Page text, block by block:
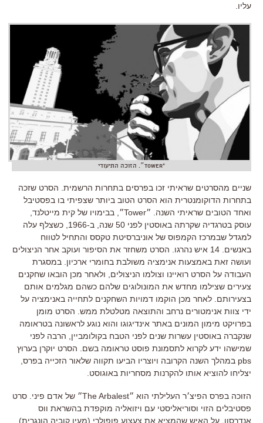
עליו.
"Tower״. הזוכה התיעודי
שניים מהסרטים שראיתי זכו בפרסים בתחרות הרשמית. הסרט שזכה
בתחרות הדוקומנטרית הוא הסרט הטוב ביותר שצפיתי בו בפסטיבל
ואחד הטובים שראיתי השנה. ״Tower״, בבימויו של קית מייטלנד,
עוסק בטרגדיה שקרתה באוסטין לפני 50 שנה, ב-1966, כשצלף עלה
למגדל שבמרכז הקמפוס של אוניברסיטת טקסס והתחיל לטווח
באנשים. 14 איש נהרגו. הסרט משחזר את הסיפור ועוקב אחר הניצולים
ועושה זאת באמצעות אנימציה משולבת בחומרי ארכיון. במסגרת
העבודה על הסרט רואיינו וצולמו הניצולים, ולאחר מכן הובאו שחקנים
צעירים שצילמו מחדש את המונולוגים שלהם כשהם מגלמים אותם
בצעירותם. לאחר מכן הוקמו דמויות השחקנים לתחייה באנימציה על
ידי צוות אנימטורים נרחב והתוצאה מטלטלת ממש. הסרט מומן
בפרויקט מימון המונים באתר אינדיגוגו והוא נוגע לראשונה בטראומה
שנקברה באוסטין עשרות שנים לפני הטבח בקולומביין, הרבה לפני
שמישהו ידע לקרוא לתסמונת פוסט טראומה בשם. הסרט יוקרן בערוץ
pbs במהלך השנה הקרובה ויוצריו הביעו תקווה שלאור הזכייה בפרס,
יצליחו להוציא אותו להקרנות מסחריות באוגוסט.
הזוכה בפרס הפיצ׳ר העלילתי הוא ״The Arbalest״ של אדם פיני. סרט
פסטיבלים הזוי וסוריאליסטי עם ויזואליה מוקפדת בהשראת ווס
אנדרסון, על האיש שהמציא את צעצוע פופולרי (מעין קוביה הונגרית)